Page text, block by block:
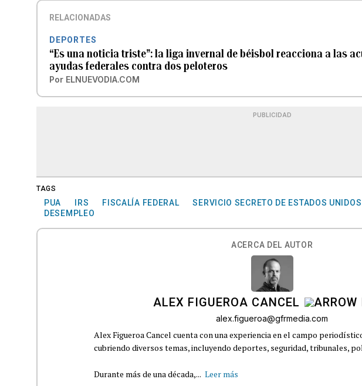
RELACIONADAS
DEPORTES
“Es una noticia triste”: la liga invernal de béisbol reacciona a las
ayudas federales contra dos peloteros
Por ELNUEVODIA.COM
PUBLICIDAD
TAGS
PUA IRS FISCALÍA FEDERAL SERVICIO SECRETO DE ESTADOS UNIDOS
DESEMPLEO
ACERCA DEL AUTOR
ALEX FIGUEROA CANCEL
alex.figueroa@gfrmedia.com
Alex Figueroa Cancel cuenta con una experiencia en el campo
cubriendo diversos temas, incluyendo deportes, seguridad, tribunales,
Durante más de una década,... Leer más